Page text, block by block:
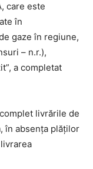
care este
în
gaze în regiune,
– n.r.),
a completat
livrările de
în absenţa plăţilor